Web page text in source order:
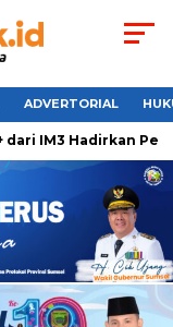
ADVERTORIAL
Hadirkan